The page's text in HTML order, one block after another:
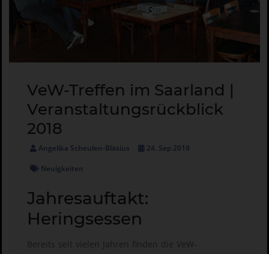
VeW-Treffen im Saarland |
Veranstaltungsrückblick
2018
Angelika Scheulen-Bläsius
24. Sep 2019
Neuigkeiten
Jahresauftakt:
Heringsessen
Bereits seit vielen Jahren finden die VeW-